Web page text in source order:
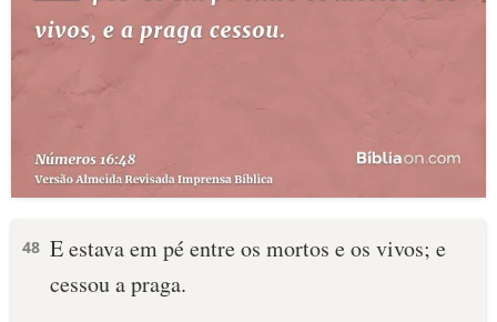
48 E estava em pé entre os mortos e os vivos; e
cessou a praga.